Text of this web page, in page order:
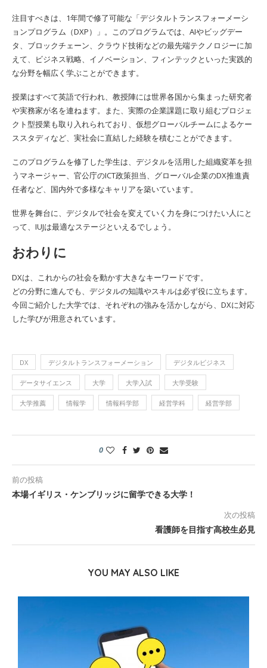
注目すべきは、1年間で修了可能な「デジタルトランスフォーメーシ
ョンプログラム（DXP）」。このプログラムでは、AIやビッグデー
タ、ブロックチェーン、クラウド技術などの最先端テクノロジーに加
えて、ビジネス戦略、イノベーション、フィンテックといった実践的
な分野を幅広く学ぶことができます。
授業はすべて英語で行われ、教授陣には世界各国から集まった研究者
や実務家が名を連ねます。また、実際の企業課題に取り組むプロジェ
クト型授業も取り入れられており、仮想グローバルチームによるケー
ススタディなど、実社会に直結した経験を積むことができます。
このプログラムを修了した学生は、デジタルを活用した組織変革を担
うマネージャー、官公庁のICT政策担当、グローバル企業のDX推進責
任者など、国内外で多様なキャリアを築いています。
世界を舞台に、デジタルで社会を変えていく力を身につけたい人にと
って、IUJは最適なステージといえるでしょう。
おわりに
DXは、これからの社会を動かす大きなキーワードです。
どの分野に進んでも、デジタルの知識やスキルは必ず役に立ちます。
今回ご紹介した大学では、それぞれの強みを活かしながら、DXに対応
した学びが用意されています。
DX デジタルトランスフォーメーション デジタルビジネス
データサイエンス 大学 大学入試 大学受験
大学推薦 情報学 情報科学部 経営学科 経営学部
0
前の投稿
本場イギリス・ケンブリッジに留学できる大学！
次の投稿
看護師を目指す高校生必見
YOU MAY ALSO LIKE